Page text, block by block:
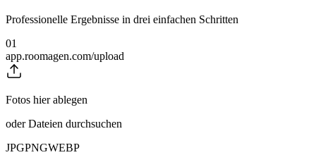
Professionelle Ergebnisse in drei einfachen Schritten
01
app.roomagen.com/upload
Fotos hier ablegen
oder Dateien durchsuchen
JPGPNGWEBP